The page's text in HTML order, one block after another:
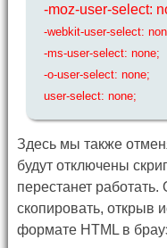
-moz-user-select:
-webkit-user-select:
-ms-user-select: none;
-o-user-select: none;
user-select: none;
Здесь мы также
будут отключены
перестанет
скопировать, открыв
формате HTML в